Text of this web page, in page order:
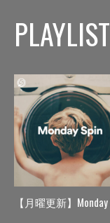
PLAYLIST